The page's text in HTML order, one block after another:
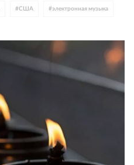
#США #электронная музыка